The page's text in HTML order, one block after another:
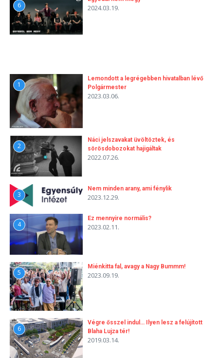
6 2024.03.19.
1
Lemondott a legrégebben hivatalban lévő
Polgármester
2023.03.06.
2
Náci jelszavakat üvöltöztek, és
sörösdobozokat hajigáltak
2022.07.26.
3
Nem minden arany, ami fénylik
2023.12.29.
4
Ez mennyire normális?
2023.02.11.
5
Miénkitta fal, avagy a Nagy Bummm!
2023.09.19.
6
Végre ősszel indul… Ilyen lesz a felújított
Blaha Lujza tér!
2019.03.14.